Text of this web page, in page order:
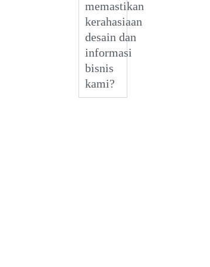
memastikan
kerahasiaan
desain dan
informasi
bisnis
kami?